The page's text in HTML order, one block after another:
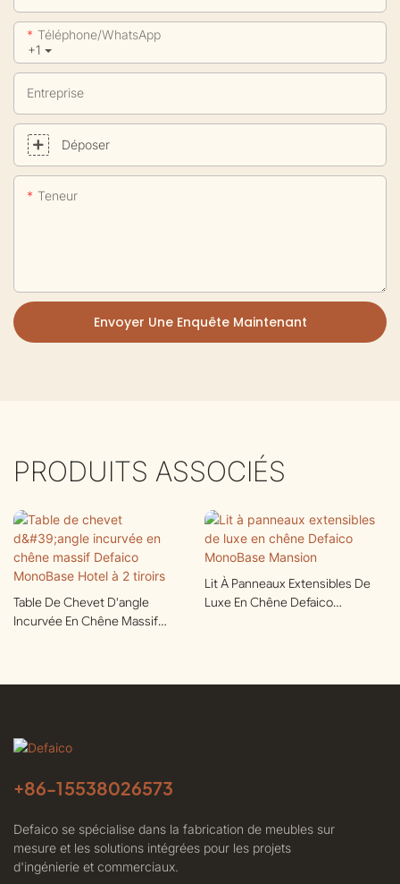
+1
Téléphone/WhatsApp
Entreprise
Déposer
Teneur
Envoyer Une Enquête Maintenant
PRODUITS ASSOCIÉS
Table De Chevet D'angle
Incurvée En Chêne Massif
Lit À Panneaux Extensibles De
Luxe En Chêne Defaico
+86-15538026573
Defaico se spécialise dans la fabrication de meubles sur
mesure et les solutions intégrées pour les projets
d'ingénierie et commerciaux.